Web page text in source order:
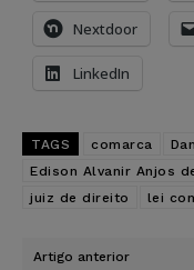
Nextdoor
LinkedIn
TAGS comarca
Edison Alvanir Anjos
juiz de direito
lei
Artigo anterior